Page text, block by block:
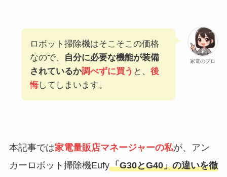
家電のプロ
ロボット掃除機はそこそこの価格
なので、
自分に必要な機能が装備
されているか調べずに買う と、 後
悔してしまいます。
本記事では家電量販店マネージャーの私が、アン
カーロボット掃除機Eufy「G30とG40」の違いを徹